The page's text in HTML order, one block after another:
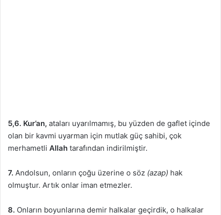
5,6. Kur’an, ataları uyarılmamış, bu yüzden de gaflet içinde
olan bir kavmi uyarman için mutlak güç sahibi, çok
merhametli Allah tarafından indirilmiştir.
7. Andolsun, onların çoğu üzerine o söz (azap) hak
olmuştur. Artık onlar iman etmezler.
8. Onların boyunlarına demir halkalar geçirdik, o halkalar